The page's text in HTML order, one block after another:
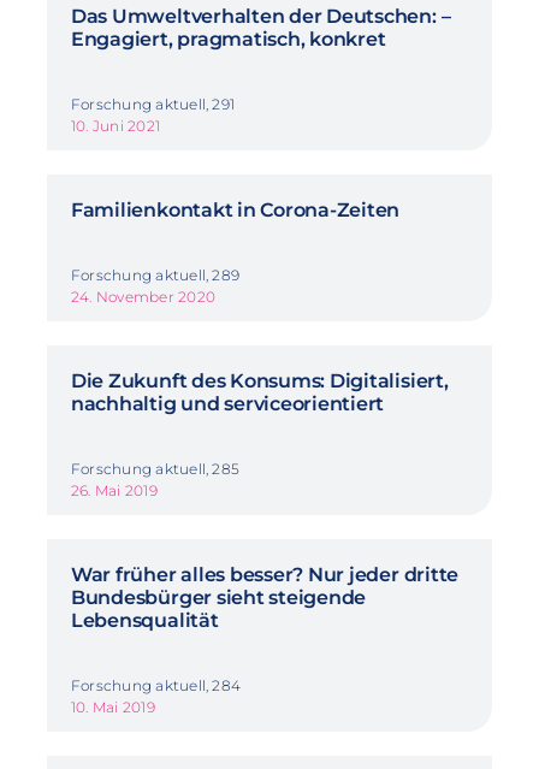
Das Umweltverhalten der Deutschen: –
Engagiert, pragmatisch, konkret
Forschung aktuell, 291
10. Juni 2021
Familienkontakt in Corona-Zeiten
Forschung aktuell, 289
24. November 2020
Die Zukunft des Konsums: Digitalisiert,
nachhaltig und serviceorientiert
Forschung aktuell, 285
26. Mai 2019
War früher alles besser? Nur jeder dritte
Bundesbürger sieht steigende
Lebensqualität
Forschung aktuell, 284
10. Mai 2019